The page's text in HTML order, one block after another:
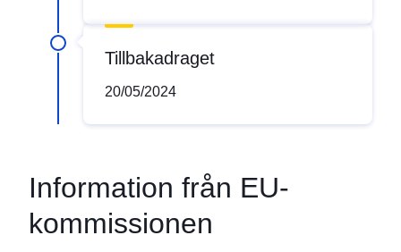
Tillbakadraget
20/05/2024
Information från EU-
kommissionen